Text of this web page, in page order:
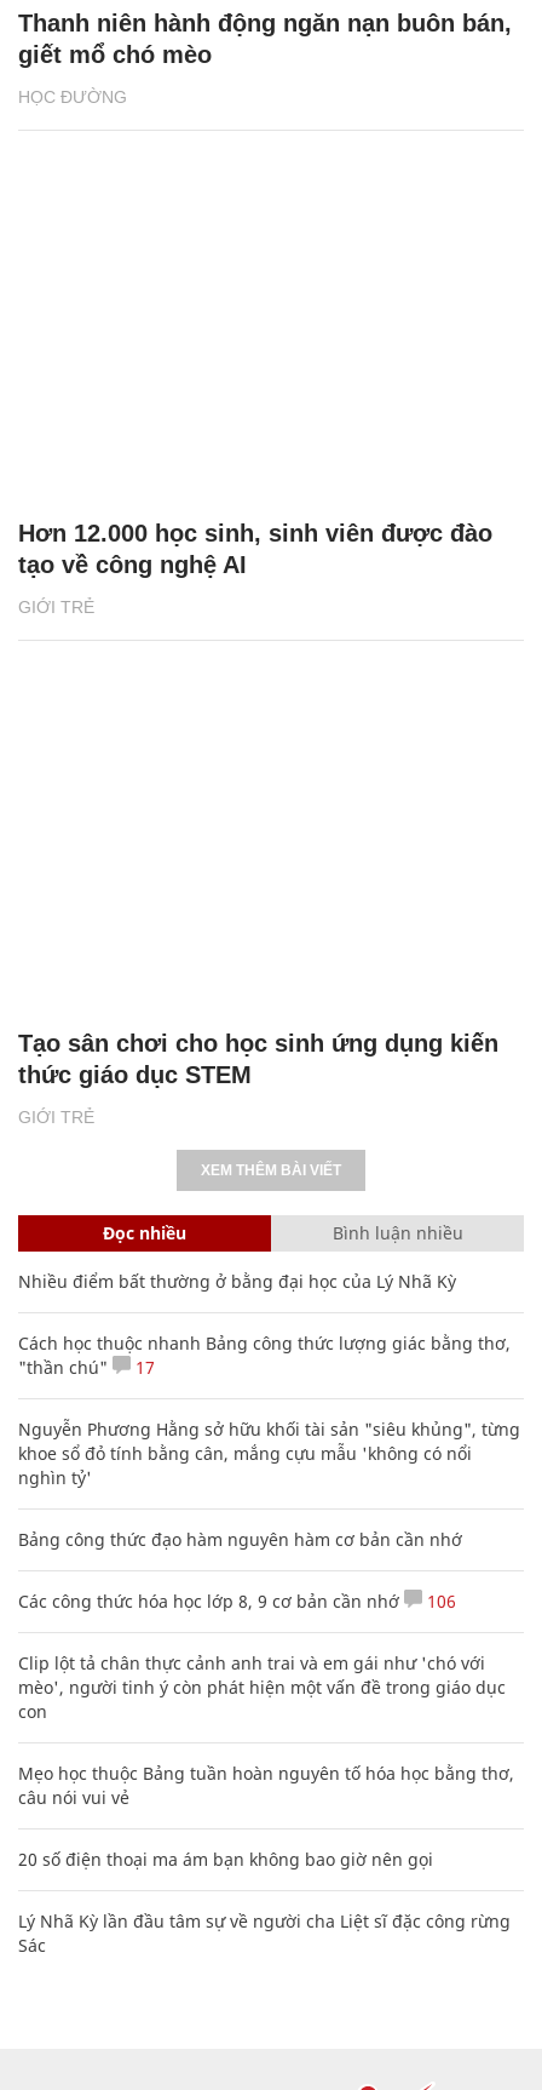
HỌC ĐƯỜNG
Thanh niên hành động ngăn nạn buôn bán,
giết mổ chó mèo
GIỚI TRẺ
Hơn 12.000 học sinh, sinh viên được đào
tạo về công nghệ AI
GIỚI TRẺ
Tạo sân chơi cho học sinh ứng dụng kiến
thức giáo dục STEM
XEM THÊM BÀI VIẾT
Đọc nhiều Bình luận nhiều
Nhiều điểm bất thường ở bằng đại học của Lý Nhã Kỳ
Cách học thuộc nhanh Bảng công thức lượng giác bằng thơ,
"thần chú"
17
Nguyễn Phương Hằng sở hữu khối tài sản "siêu khủng", từng
khoe sổ đỏ tính bằng cân, mắng cựu mẫu 'không có nổi
nghìn tỷ'
Bảng công thức đạo hàm nguyên hàm cơ bản cần nhớ
Các công thức hóa học lớp 8, 9 cơ bản cần nhớ 106
Clip lột tả chân thực cảnh anh trai và em gái như 'chó với
mèo', người tinh ý còn phát hiện một vấn đề trong giáo dục
con
Mẹo học thuộc Bảng tuần hoàn nguyên tố hóa học bằng thơ,
câu nói vui vẻ
20 số điện thoại ma ám bạn không bao giờ nên gọi
Lý Nhã Kỳ lần đầu tâm sự về người cha Liệt sĩ đặc công rừng
Sác